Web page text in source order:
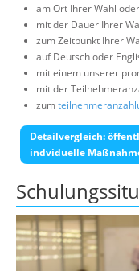
am Ort Ihrer Wahl
mit der Dauer Ihrer
zum Zeitpunkt Ihrer
auf Deutsch oder
mit einem unserer
mit der
zum
Detailvergleich:
indviduelle